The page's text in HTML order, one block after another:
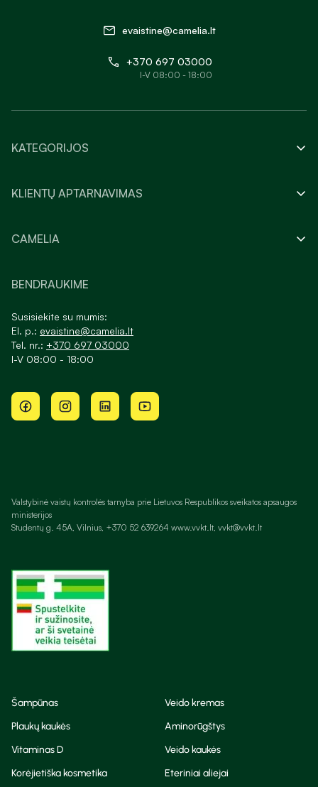
evaistine@camelia.lt
+370 697 03000
I-V 08:00 - 18:00
KATEGORIJOS
KLIENTŲ APTARNAVIMAS
CAMELIA
BENDRAUKIME
Susisiekite su mumis:
El. p.: evaistine@camelia.lt
Tel. nr.: +370 697 03000
I-V 08:00 - 18:00
Valstybinė vaistų kontrolės tarnyba prie Lietuvos Respublikos sveikatos apsaugos
ministerijos
Studentų g. 45A, Vilnius, +370 52 639264 www.vvkt.lt, vvkt@vvkt.lt
Šampūnas
Veido kremas
Plaukų kaukės
Aminorūgštys
Vitaminas D
Veido kaukės
Korėjietiška kosmetika
Eteriniai aliejai